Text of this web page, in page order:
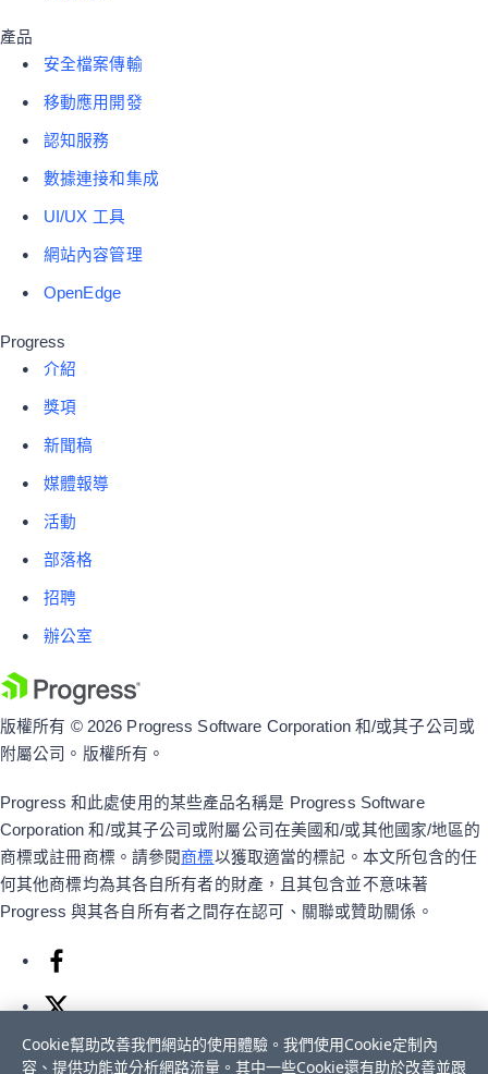
產品
安全檔案傳輸
移動應用開發
認知服務
數據連接和集成
UI/UX 工具
網站內容管理
OpenEdge
Progress
介紹
獎項
新聞稿
媒體報導
活動
部落格
招聘
辦公室
版權所有 © 2026 Progress Software Corporation 和/或其子公司或
附屬公司。版權所有。
Progress 和此處使用的某些產品名稱是 Progress Software
Corporation 和/或其子公司或附屬公司在美國和/或其他國家/地區的
商標或註冊商標。請參閱商標以獲取適當的標記。本文所包含的任
何其他商標均為其各自所有者的財產，且其包含並不意味著
Progress 與其各自所有者之間存在認可、關聯或贊助關係。
Cookie幫助改善我們網站的使用體驗。我們使用Cookie定制內
容、提供功能並分析網路流量。其中一些Cookie還有助於改善並跟